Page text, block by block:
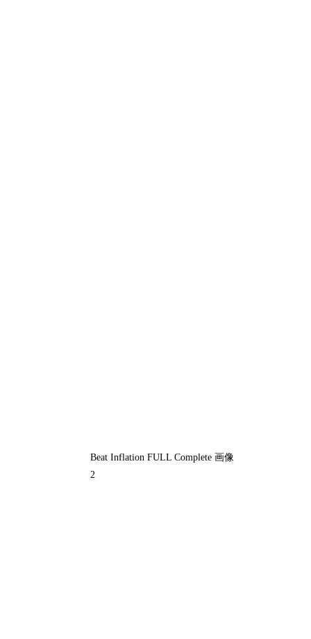
Beat Inflation FULL Complete 画像
2